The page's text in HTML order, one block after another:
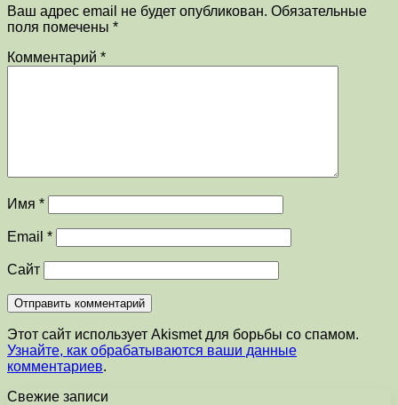
Ваш адрес email не будет опубликован. Обязательные
поля помечены *
Комментарий *
Имя *
Email *
Сайт
Этот сайт использует Akismet для борьбы со спамом.
Узнайте, как обрабатываются ваши данные
комментариев.
Свежие записи